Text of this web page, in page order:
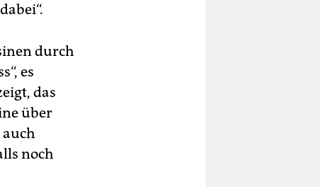
durch
es
das
über
noch